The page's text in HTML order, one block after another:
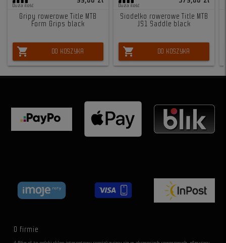
Duża ilość
Gripy rowerowe Title MTB
Form Grips black
shopping_cart DO KOSZYKA
Duża ilość
Siodełko rowerowe Title MTB
JS1 Saddle black
shopping_cart DO KOSZYKA
O firmie